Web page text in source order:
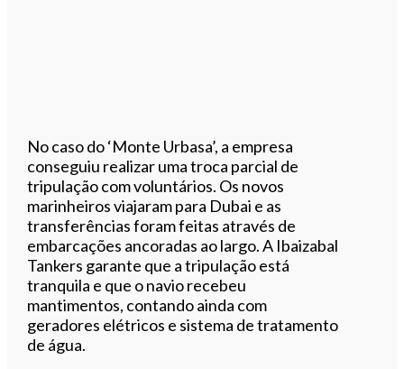
No caso do ‘Monte Urbasa’, a empresa
conseguiu realizar uma troca parcial de
tripulação com voluntários. Os novos
marinheiros viajaram para Dubai e as
transferências foram feitas através de
embarcações ancoradas ao largo. A Ibaizabal
Tankers garante que a tripulação está
tranquila e que o navio recebeu
mantimentos, contando ainda com
geradores elétricos e sistema de tratamento
de água.